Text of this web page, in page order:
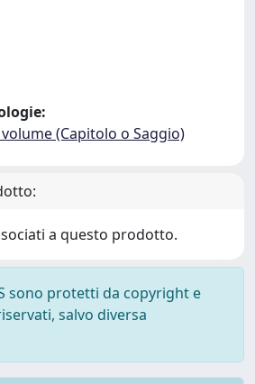
(Capitolo o Saggio)
a questo prodotto.
sono protetti da copyright e
salvo diversa